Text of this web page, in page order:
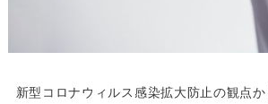
新型コロナウィルス感染拡大防止の観点